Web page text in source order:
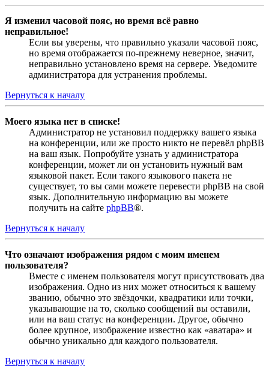
Я изменил часовой пояс, но время всё равно
неправильное!
Если вы уверены, что правильно указали часовой пояс,
но время отображается по-прежнему неверное, значит,
неправильно установлено время на сервере. Уведомите
администратора для устранения проблемы.
Вернуться к началу
Моего языка нет в списке!
Администратор не установил поддержку вашего языка
на конференции, или же просто никто не перевёл phpBB
на ваш язык. Попробуйте узнать у администратора
конференции, может ли он установить нужный вам
языковой пакет. Если такого языкового пакета не
существует, то вы сами можете перевести phpBB на свой
язык. Дополнительную информацию вы можете
получить на сайте phpBB®.
Вернуться к началу
Что означают изображения рядом с моим именем
пользователя?
Вместе с именем пользователя могут присутствовать два
изображения. Одно из них может относиться к вашему
званию, обычно это звёздочки, квадратики или точки,
указывающие на то, сколько сообщений вы оставили,
или на ваш статус на конференции. Другое, обычно
более крупное, изображение известно как «аватара» и
обычно уникально для каждого пользователя.
Вернуться к началу